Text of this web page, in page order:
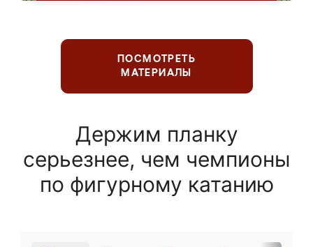
ПОСМОТРЕТЬ
МАТЕРИАЛЫ
Держим планку
серьезнее, чем чемпионы
по фигурному катанию